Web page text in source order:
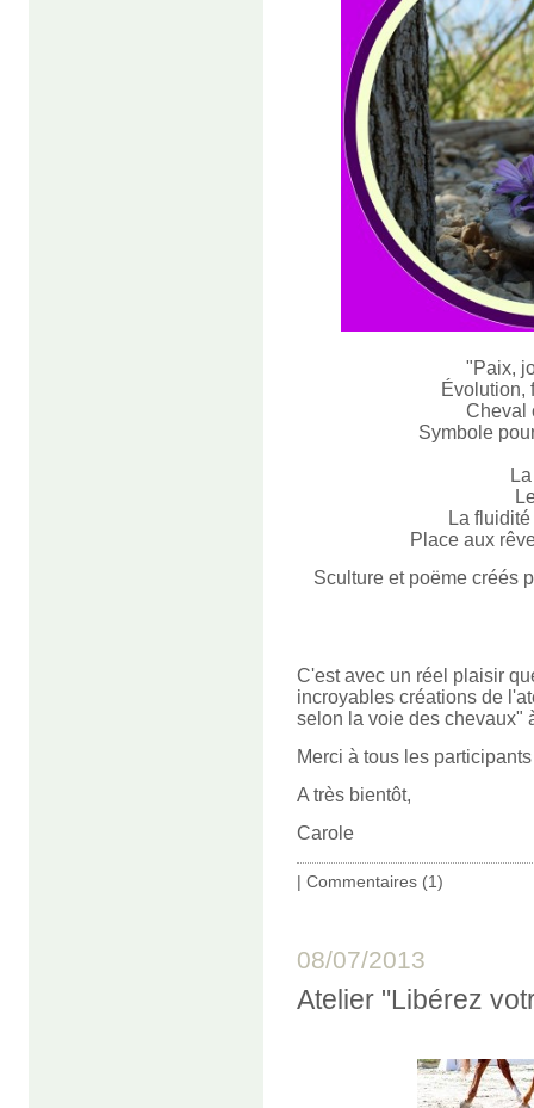
"Paix,
Évolution,
Cheval
Symbole
La
Place aux
Sculture et poëme créés
C'est avec un réel plaisir
incroyables créations de
selon la voie des chevaux"
Merci à tous les
A très bientôt,
Carole
| Commentaires (1)
08/07/2013
Atelier "Libérez